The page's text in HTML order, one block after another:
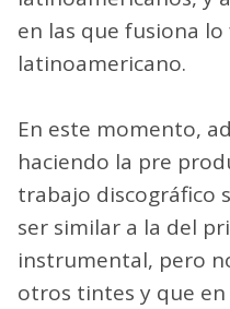
en las que fusiona
latinoamericano.
En este momento,
haciendo la pre
trabajo discográfico
ser similar a la del
instrumental, pero
otros tintes y que